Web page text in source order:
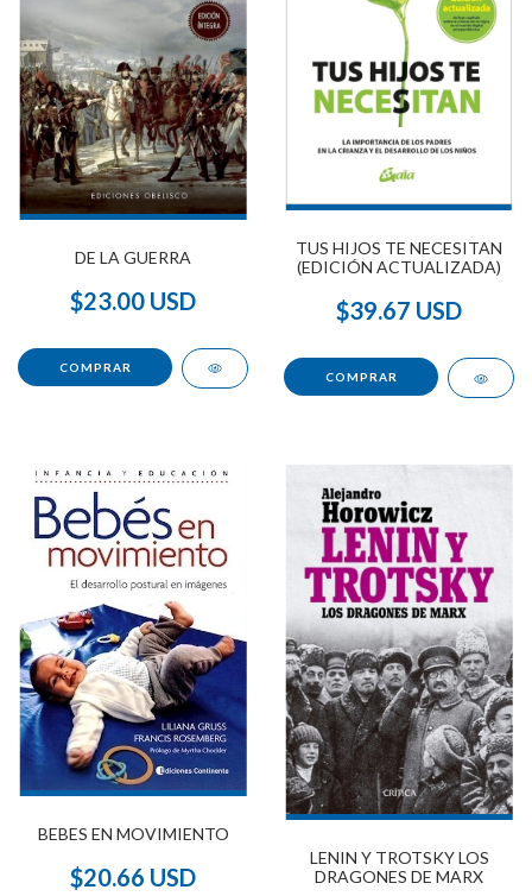
DE LA GUERRA
$23.00 USD
TUS HIJOS TE NECESITAN
(EDICIÓN ACTUALIZADA)
$39.67 USD
BEBES EN MOVIMIENTO
$20.66 USD
LENIN Y TROTSKY LOS
DRAGONES DE MARX